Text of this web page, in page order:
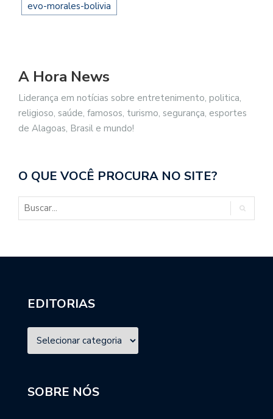
evo-morales-bolivia
A Hora News
Liderança em notícias sobre entretenimento, politica,
religioso, saúde, famosos, turismo, segurança, esportes
de Alagoas, Brasil e mundo!
O QUE VOCÊ PROCURA NO SITE?
EDITORIAS
SOBRE NÓS